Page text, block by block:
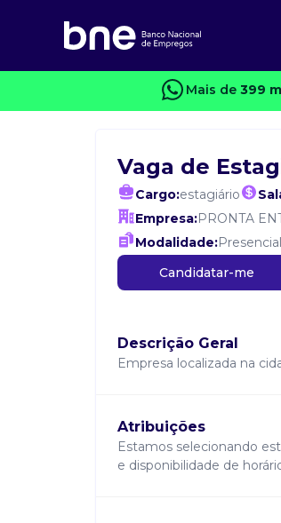
Mais de 399
Vaga de
Cargo:estagiário
Empresa:PRONTA
Modalidade:Presencial
Candidatar-me
Descrição Geral
Empresa localizada na
Atribuições
Estamos selecionando
e disponibilidade de